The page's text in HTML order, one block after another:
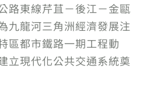
路東線芹苴－後江－金甌
九龍河三角洲經濟發展注
區都市鐵路一期工程動
立現代化公共交通系統奠